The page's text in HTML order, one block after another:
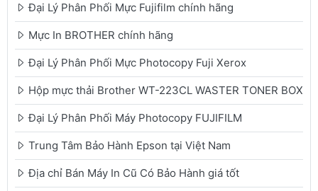
Đại Lý Phân Phối Mực Fujifilm chính hãng
Mực In BROTHER chính hãng
Đại Lý Phân Phối Mực Photocopy Fuji Xerox
Hộp mực thải Brother WT-223CL WASTER TONER BOX
Đại Lý Phân Phối Máy Photocopy FUJIFILM
Trung Tâm Bảo Hành Epson tại Việt Nam
Địa chỉ Bán Máy In Cũ Có Bảo Hành giá tốt